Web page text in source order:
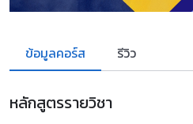
ข้อมูลคอร์ส รีวิว
หลักสูตรรายวิชา